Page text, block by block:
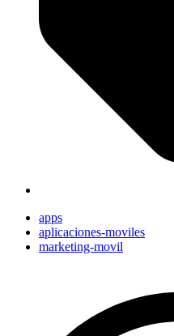
apps
aplicaciones-moviles
marketing-movil